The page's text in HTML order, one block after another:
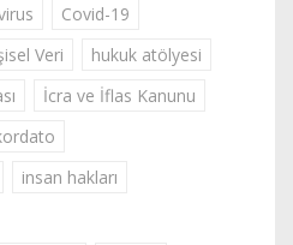
Covid-19
Veri
hukuk atölyesi
İcra ve İflas Kanunu
insan hakları